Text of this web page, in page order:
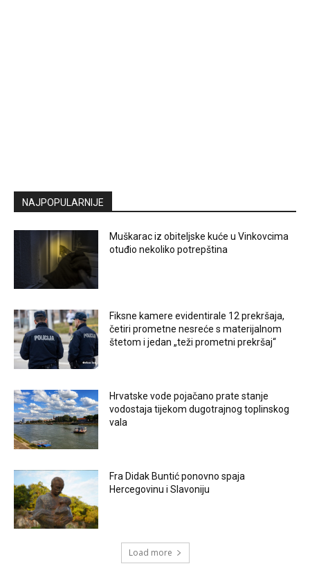
NAJPOPULARNIJE
Muškarac iz obiteljske kuće u Vinkovcima
otuđio nekoliko potrepština
Fiksne kamere evidentirale 12 prekršaja,
četiri prometne nesreće s materijalnom
štetom i jedan „teži prometni prekršaj“
Hrvatske vode pojačano prate stanje
vodostaja tijekom dugotrajnog toplinskog
vala
Fra Didak Buntić ponovno spaja
Hercegovinu i Slavoniju
Load more